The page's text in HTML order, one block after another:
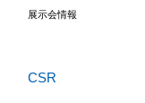
展示会情報
CSR